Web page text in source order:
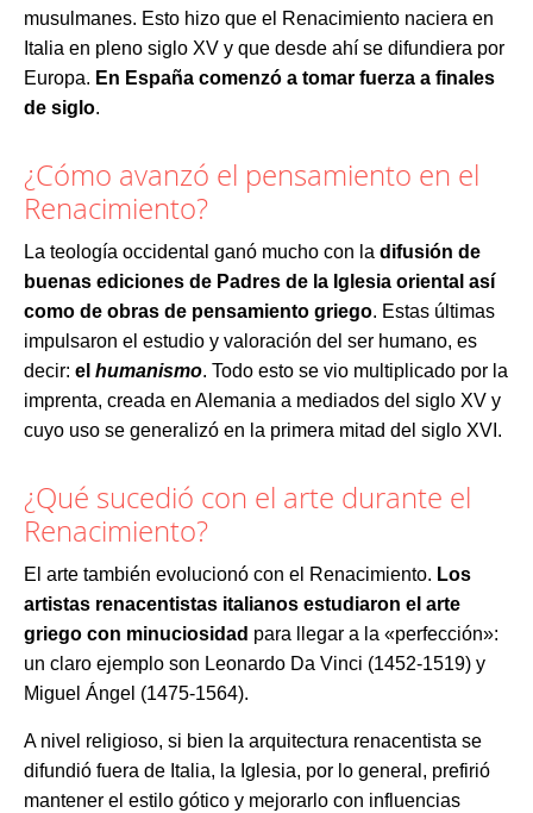
musulmanes. Esto hizo que el Renacimiento naciera en
Italia en pleno siglo XV y que desde ahí se difundiera por
Europa. En España comenzó a tomar fuerza a finales
de siglo.
¿Cómo avanzó el pensamiento en el
Renacimiento?
La teología occidental ganó mucho con la difusión de
buenas ediciones de Padres de la Iglesia oriental así
como de obras de pensamiento griego. Estas últimas
impulsaron el estudio y valoración del ser humano, es
decir: el humanismo. Todo esto se vio multiplicado por la
imprenta, creada en Alemania a mediados del siglo XV y
cuyo uso se generalizó en la primera mitad del siglo XVI.
¿Qué sucedió con el arte durante el
Renacimiento?
El arte también evolucionó con el Renacimiento. Los
artistas renacentistas italianos estudiaron el arte
griego con minuciosidad para llegar a la «perfección»:
un claro ejemplo son Leonardo Da Vinci (1452-1519) y
Miguel Ángel (1475-1564).
A nivel religioso, si bien la arquitectura renacentista se
difundió fuera de Italia, la Iglesia, por lo general, prefirió
mantener el estilo gótico y mejorarlo con influencias